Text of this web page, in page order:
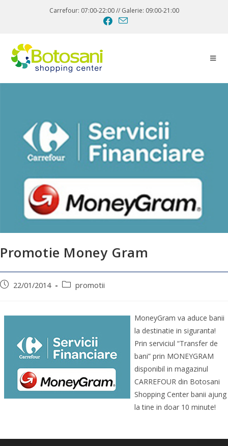
Carrefour: 07:00-22:00 // Galerie: 09:00-21:00
Promotie Money Gram
22/01/2014 promotii
MoneyGram va aduce banii
la destinatie in siguranta!
Prin serviciul “Transfer de
bani” prin MONEYGRAM
disponibil in magazinul
CARREFOUR din Botosani
Shopping Center banii ajung
la tine in doar 10 minute!